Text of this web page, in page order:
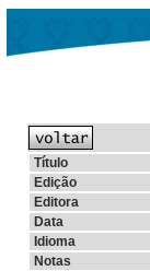
Título
Edição
Editora
Data
Idioma
Notas